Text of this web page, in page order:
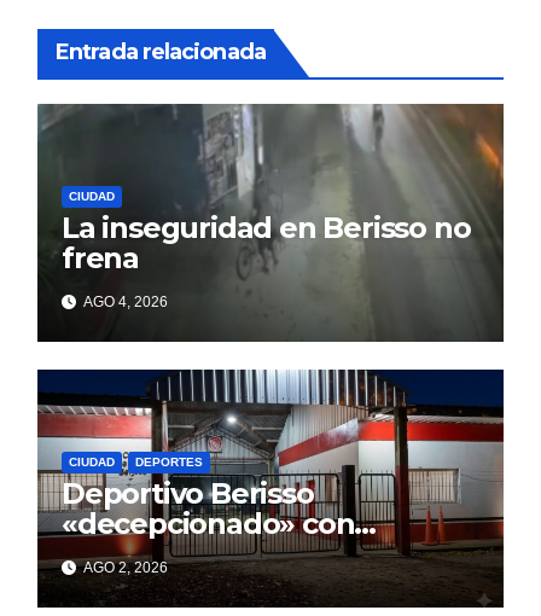
Entrada relacionada
CIUDAD
La inseguridad en Berisso no
frena
AGO 4, 2026
CIUDAD DEPORTES
Deportivo Berisso
«decepcionado» con
Cagliardi y sus promesas
incumplidas
AGO 2, 2026